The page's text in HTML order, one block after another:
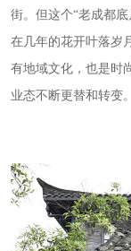
街。但这个“老成都
在几年的花开叶落岁
有地域文化，也是时
业态不断更替和转变。